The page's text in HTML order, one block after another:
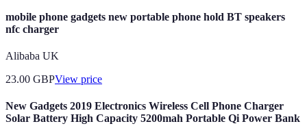
mobile phone gadgets new portable phone hold BT speakers
nfc charger
Alibaba UK
23.00 GBPView price
New Gadgets 2019 Electronics Wireless Cell Phone Charger
Solar Battery High Capacity 5200mah Portable Qi Power Bank